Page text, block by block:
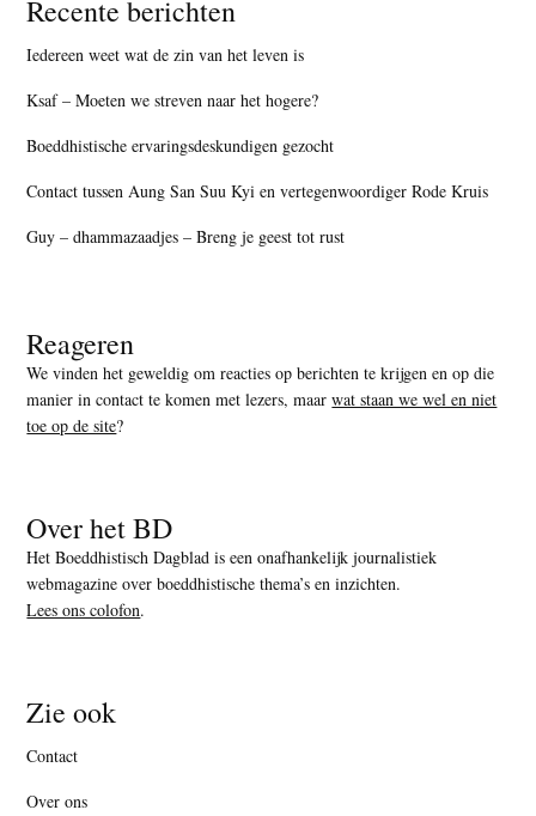
Recente berichten
Iedereen weet wat de zin van het leven is
Ksaf – Moeten we streven naar het hogere?
Boeddhistische ervaringsdeskundigen gezocht
Contact tussen Aung San Suu Kyi en vertegenwoordiger Rode Kruis
Guy – dhammazaadjes – Breng je geest tot rust
Reageren
We vinden het geweldig om reacties op berichten te krijgen en op die
manier in contact te komen met lezers, maarwat staan we wel en niet
toe op de site?
Over het BD
Het Boeddhistisch Dagblad is een onafhankelijk journalistiek
webmagazine over boeddhistische thema’s en inzichten.
Lees ons colofon.
Zie ook
Contact
Over ons